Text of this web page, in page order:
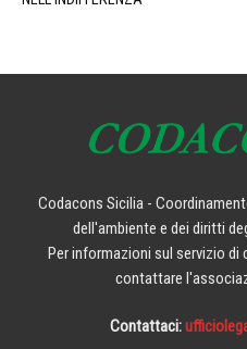
Codacons Sicilia -
dell'ambiente e dei diritti
Per informazioni sul servizio di
contattare
Contattaci: